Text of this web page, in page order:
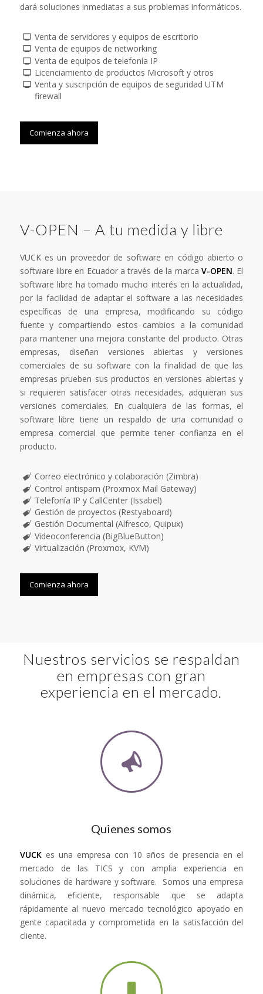
dará soluciones inmediatas a sus problemas informáticos.
Venta de servidores y equipos de escritorio
Venta de equipos de networking
Venta de equipos de telefonía IP
Licenciamiento de productos Microsoft y otros
Venta y suscripción de equipos de seguridad UTM
firewall
Comienza ahora
V-OPEN – A tu medida y libre
VUCK es un proveedor de software en código abierto o
software libre en Ecuador a través de la marcaV-OPEN. El
software libre ha tomado mucho interés en la actualidad,
por la facilidad de adaptar el software a las necesidades
específicas de una empresa, modificando su código
fuente y compartiendo estos cambios a la comunidad
para mantener una mejora constante del producto. Otras
empresas, diseñan versiones abiertas y versiones
comerciales de su software con la finalidad de que las
empresas prueben sus productos en versiones abiertas y
si requieren satisfacer otras necesidades, adquieran sus
versiones comerciales. En cualquiera de las formas, el
software libre tiene un respaldo de una comunidad o
empresa comercial que permite tener confianza en el
producto.
Correo electrónico y colaboración (Zimbra)
Control antispam (Proxmox Mail Gateway)
Telefonía IP y CallCenter (Issabel)
Gestión de proyectos (Restyaboard)
Gestión Documental (Alfresco, Quipux)
Videoconferencia (BigBlueButton)
Virtualización (Proxmox, KVM)
Comienza ahora
Nuestros servicios se respaldan
en empresas con gran
experiencia en el mercado.
Quienes somos
VUCKes una empresa con 10 años de presencia en el
mercado de las TICS y con amplia experiencia en
soluciones de hardware y software. Somos una empresa
dinámica, eficiente, responsable que se adapta
rápidamente al nuevo mercado tecnológico apoyado en
gente capacitada y comprometida en la satisfacción del
cliente.